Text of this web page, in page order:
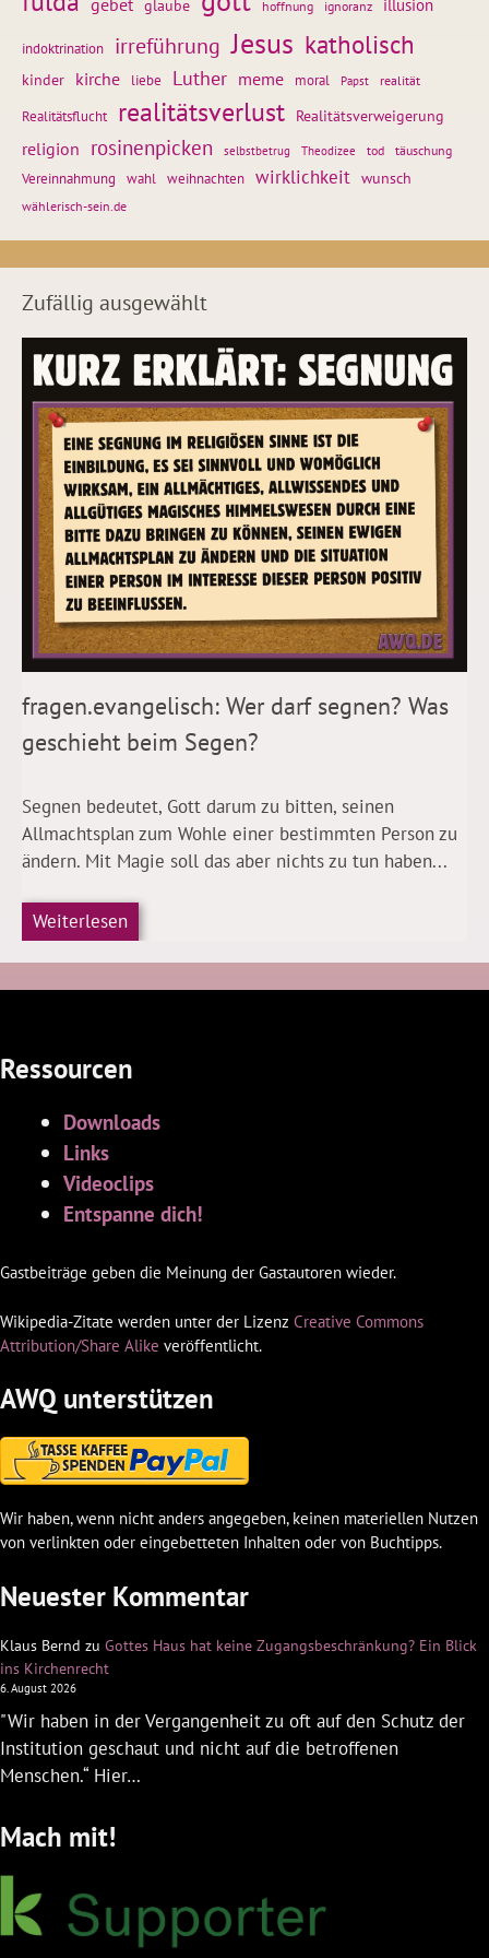
glaube hoffnung ignoranz illusion
indoktrination irreführung Jesus katholisch
kinder kirche liebe Luther meme moral Papst realität
Realitätsflucht realitätsverlust Realitätsverweigerung
religion rosinenpicken selbstbetrug Theodizee tod täuschung
Vereinnahmung wahl weihnachten wirklichkeit wunsch
wählerisch-sein.de
Zufällig ausgewählt
fragen.evangelisch: Wer darf segnen? Was
geschieht beim Segen?
Segnen bedeutet, Gott darum zu bitten, seinen
Allmachtsplan zum Wohle einer bestimmten Person zu
ändern. Mit Magie soll das aber nichts zu tun haben...
Weiterlesen
Ressourcen
Downloads
Links
Videoclips
Entspanne dich!
Gastbeiträge geben die Meinung der Gastautoren wieder.
Wikipedia-Zitate werden unter der Lizenz Creative Commons
Attribution/Share Alike veröffentlicht.
AWQ unterstützen
Wir haben, wenn nicht anders angegeben, keinen materiellen Nutzen
von verlinkten oder eingebetteten Inhalten oder von Buchtipps.
Neuester Kommentar
Klaus Bernd zu Gottes Haus hat keine Zugangsbeschränkung? Ein Blick
ins Kirchenrecht
6. August 2026
"Wir haben in der Vergangenheit zu oft auf den Schutz der
Institution geschaut und nicht auf die betroffenen
Menschen.“ Hier…
Mach mit!